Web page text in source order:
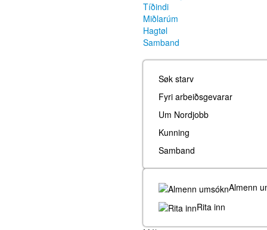
Tíðindi
Miðlarúm
Hagtøl
Samband
Søk starv
Fyri arbeiðsgevarar
Um Nordjobb
Kunning
Samband
Almenn
Rita inn